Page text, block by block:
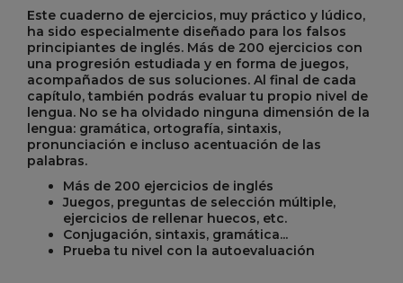
Este cuaderno de ejercicios, muy práctico y lúdico,
ha sido especialmente diseñado para los falsos
principiantes de inglés. Más de 200 ejercicios con
una progresión estudiada y en forma de juegos,
acompañados de sus soluciones. Al final de cada
capítulo, también podrás evaluar tu propio nivel de
lengua. No se ha olvidado ninguna dimensión de la
lengua: gramática, ortografía, sintaxis,
pronunciación e incluso acentuación de las
palabras.
Más de 200 ejercicios de inglés
Juegos, preguntas de selección múltiple,
ejercicios de rellenar huecos, etc.
Conjugación, sintaxis, gramática...
Prueba tu nivel con la autoevaluación